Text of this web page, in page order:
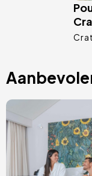
Afbeelding